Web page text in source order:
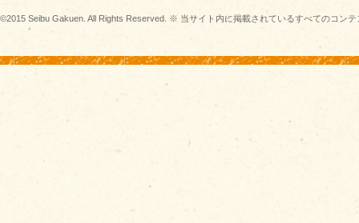
©2015 Seibu Gakuen. All Rights Reserved. ※ 当サイト内に掲載されているすべてのコン